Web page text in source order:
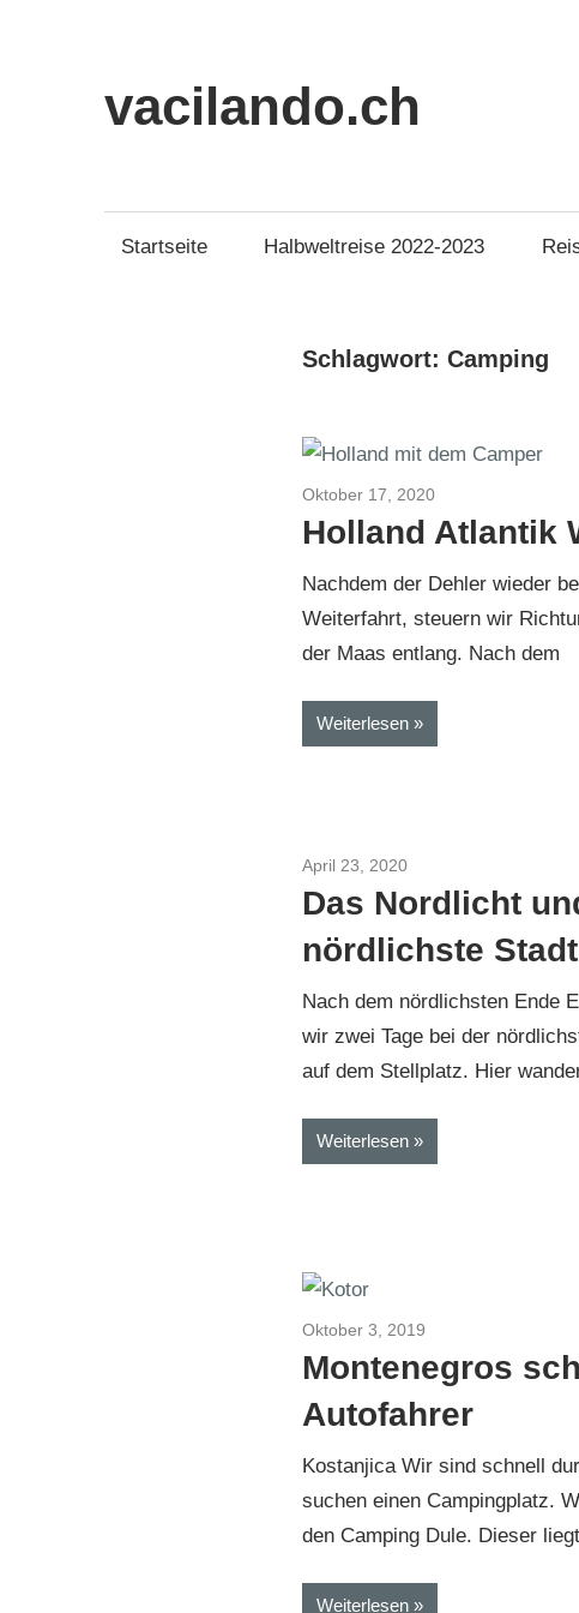
vacilando.ch
Startseite Halbweltreise 2022-2023
Schlagwort: Camping
Oktober 17, 2020
Holland Atlantik
Nachdem der Dehler wieder
Weiterfahrt, steuern wir
der Maas entlang. Nach dem
Weiterlesen
April 23, 2020
Das Nordlicht
nördlichste Stadt
Nach dem nördlichsten Ende
wir zwei Tage bei der
auf dem Stellplatz. Hier
Weiterlesen
Oktober 3, 2019
Montenegros
Autofahrer
Kostanjica Wir sind schnell
suchen einen Campingplatz.
den Camping Dule. Dieser liegt
Weiterlesen